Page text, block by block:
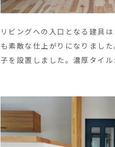
リビングへの入口となる建具
も素敵な仕上がりになりまし
子を設置しました。濃厚タイ